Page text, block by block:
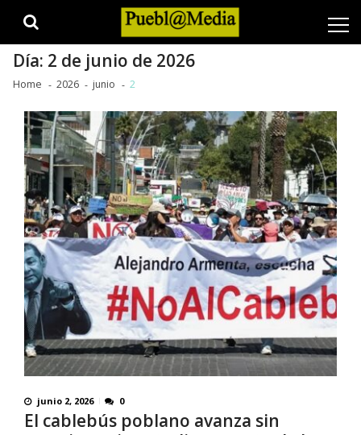
Día: 2 de junio de 2026
Home 2026 junio 2
junio 2, 2026 0
El cablebús poblano avanza sin